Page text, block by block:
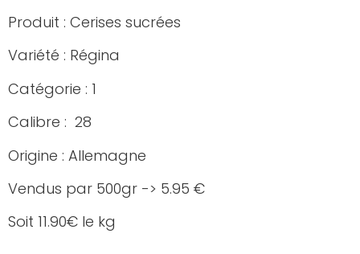
Produit : Cerises sucrées
Variété : Régina
Catégorie : 1
Calibre : 28
Origine : Allemagne
Vendus par 500gr -> 5.95 €
Soit 11.90€ le kg